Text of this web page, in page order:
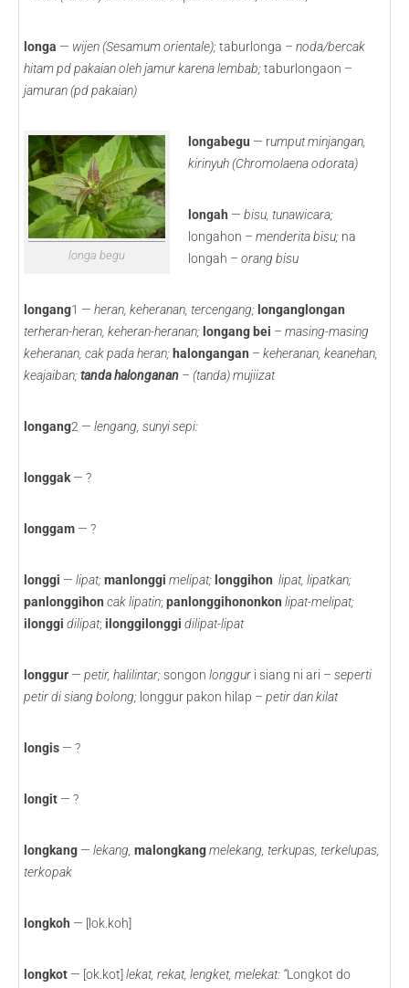
longa — wijen (Sesamum orientale);taburlonga – noda/bercak
hitam pd pakaian oleh jamur karena lembab;taburlongaon –
jamuran (pd pakaian)
longa begu
longabegu — rumput minjangan,
kirinyuh (Chromolaena odorata)
longah — bisu, tunawicara;
longahon – menderita bisu; na
longah – orang bisu
longang1 — heran, keheranan, tercengang; longanglongan
terheran-heran, keheran-heranan; longang bei – masing-masing
keheranan, cak pada heran; halongangan – keheranan, keanehan,
keajaiban;tandahalonganan – (tanda) mujiizat
longang2 — lengang, sunyi sepi:
longgak — ?
longgam — ?
longgi — lipat;manlonggi melipat; longgihon lipat, lipatkan;
panlonggihon cak lipatin; panlonggihononkon lipat-melipat;
ilonggi dilipat; ilonggilonggi dilipat-lipat
longgur — petir, halilintar;songon longgur i siang ni ari – seperti
petir di siang bolong; longgur pakon hilap – petir dan kilat
longis — ?
longit — ?
longkang — lekang, malongkangmelekang, terkupas, terkelupas,
terkopak
longkoh — [lok.koh]
longkot — [ok.kot] lekat, rekat, lengket, melekat: “Longkot do